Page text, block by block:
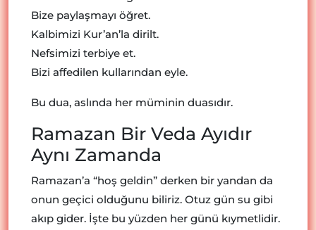
Bize paylaşmayı öğret.
Kalbimizi Kur’an’la dirilt.
Nefsimizi terbiye et.
Bizi affedilen kullarından eyle.
Bu dua, aslında her müminin duasıdır.
Ramazan Bir Veda Ayıdır
Aynı Zamanda
Ramazan’a “hoş geldin” derken bir yandan da
onun geçici olduğunu biliriz. Otuz gün su gibi
akıp gider. İşte bu yüzden her günü kıymetlidir.